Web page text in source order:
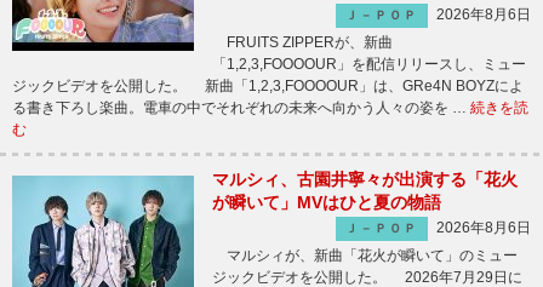
Ｊ－ＰＯＰ
2026年8月6日
FRUITS ZIPPERが、新曲
「1,2,3,FOOOOUR」を配信リリースし、ミュー
ジックビデオを公開した。 新曲「1,2,3,FOOOOUR」は、GRe4N BOYZによ
る書き下ろし楽曲。電車の中でそれぞれの未来へ向かう人々の姿を … 続きを読
む
マルシィ、古園井寧々が出演する「花火
が瞬いて」MVはひと夏の物語
Ｊ－ＰＯＰ
2026年8月6日
マルシィが、新曲「花火が瞬いて」のミュー
ジックビデオを公開した。 2026年7月29日に